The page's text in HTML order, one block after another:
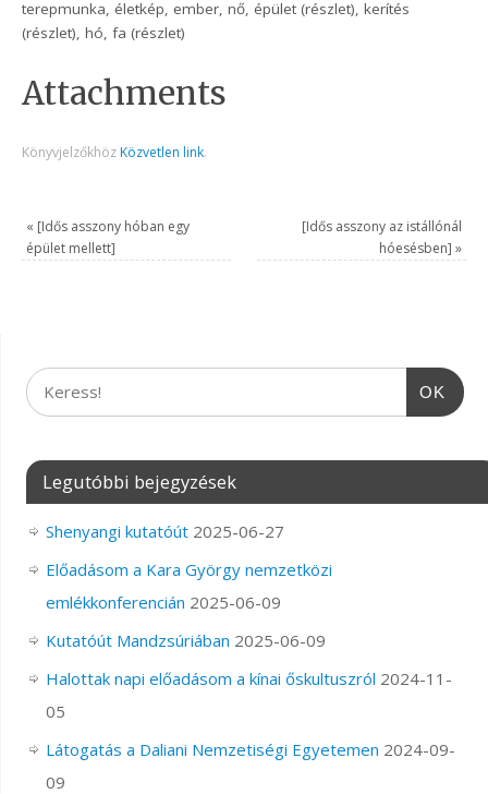
terepmunka, életkép, ember, nő, épület (részlet), kerítés
(részlet), hó, fa (részlet)
Attachments
Könyvjelzőkhöz Közvetlen link.
« [Idős asszony hóban egy
épület mellett]
[Idős asszony az istállónál
hóesésben] »
OK
Legutóbbi bejegyzések
Shenyangi kutatóút 2025-06-27
Előadásom a Kara György nemzetközi
emlékkonferencián 2025-06-09
Kutatóút Mandzsúriában 2025-06-09
Halottak napi előadásom a kínai őskultuszról 2024-11-
05
Látogatás a Daliani Nemzetiségi Egyetemen 2024-09-
09